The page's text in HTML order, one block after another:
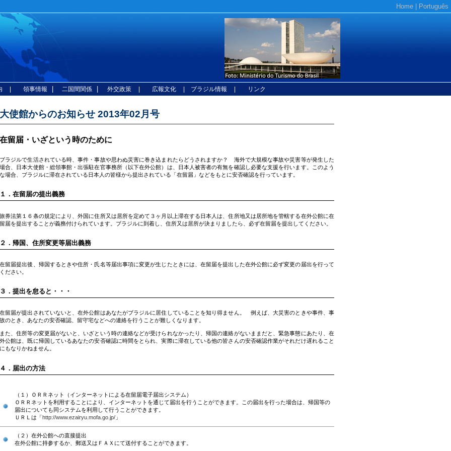
Home Português
| 領事情報 二国間関係 外交政策 | 広報文化 | ブラジル情報 | リンク
大使館からのお知らせ 2013年02月号
在留届・いざという時のために
ブラジルで生活されている時、事件・事故や思わぬ災害に巻き込まれたらどうされますか？ 海外で大規模な事故や災害等が発生した
場合、日本大使館・総領事館・出張駐在官事務所（以下在外公館）は、日本人被害者の有無を確認し必要な支援を行います。このよう
な場合、ブラジルに滞在されている日本人の皆様から提出されている「在留届」などをもとに安否確認を行っています。
１．在留届の提出義務
旅券法第１６条の規定により、外国に住所又は居所を定めて３ヶ月以上滞在する日本人は、住所地又は居所地を管轄する在外公館に在
留届を提出することが義務付けられています。ブラジルに到着し、住所又は居所が決まりましたら、必ず在留届を提出してください。
２．帰国、住所変更等届出義務
在留届提出後、帰国するときや住所・氏名等届出事項に変更が生じたときには、在留届を提出した在外公館に必ず変更の届出を行って
ください。
３．提出を怠ると・・・
在留届が提出されていないと、在外公館はあなたがブラジルに居住していることを知り得ません。 例えば、大災害のときや事件、事
故のとき、あなたの安否確認、留守宅などへの連絡を行うことが難しくなります。
また、住所等の変更届がないと、いざという時の連絡などが受けられなかったり、帰国の連絡がないままだと、緊急事態にあたり、在
外公館は、既に帰国しているあなたの安否確認に時間をとられ、実際に滞在している他の皆さんの安否確認作業がそれだけ遅れること
にもなりかねません。
４．届出の方法
（１）ＯＲＲネット（インターネットによる在留届電子届出システム）
ＯＲＲネットを利用することにより、インターネットを通じて届出を行うことができます。この届出を行った場合は、帰国等の
届出についても同システムを利用して行うことができます。
ＵＲＬは「http://www.ezairyu.mofa.go.jp/ 」
（２）在外公館への直接提出
在外公館に持参するか、郵送又はＦＡＸにて送付することができます。